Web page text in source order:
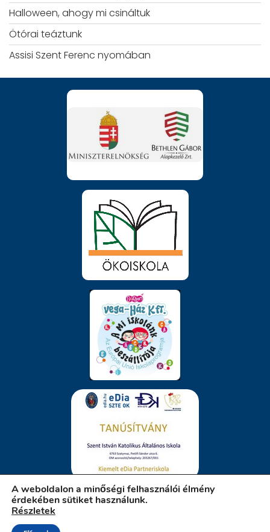
Halloween, ahogy mi csináltuk
Ötórai teáztunk
Assisi Szent Ferenc nyomában
A weboldalon a minőségi felhasználói élmény
érdekében sütiket használunk.
Részletek